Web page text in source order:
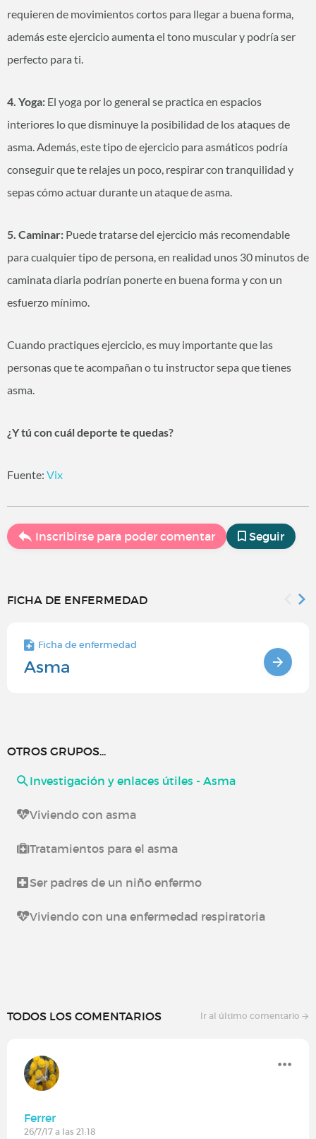
requieren de movimientos cortos para llegar a buena forma,
además este ejercicio aumenta el tono muscular y podría ser
perfecto para ti.
4. Yoga: El yoga por lo general se practica en espacios
interiores lo que disminuye la posibilidad de los ataques de
asma. Además, este tipo de ejercicio para asmáticos podría
conseguir que te relajes un poco, respirar con tranquilidad y
sepas cómo actuar durante un ataque de asma.
5. Caminar: Puede tratarse del ejercicio más recomendable
para cualquier tipo de persona, en realidad unos 30 minutos de
caminata diaria podrían ponerte en buena forma y con un
esfuerzo mínimo.
Cuando practiques ejercicio, es muy importante que las
personas que te acompañan o tu instructor sepa que tienes
asma.
¿Y tú con cuál deporte te quedas?
Fuente: Vix
Inscribirse para poder comentar Seguir
FICHA DE ENFERMEDAD
Ficha de enfermedad
Asma
OTROS GRUPOS...
Investigación y enlaces útiles - Asma
Viviendo con asma
Tratamientos para el asma
Ser padres de un niño enfermo
Viviendo con una enfermedad respiratoria
TODOS LOS COMENTARIOS Ir al último comentario
Ferrer
26/7/17 a las 21:18